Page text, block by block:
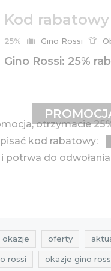
Kod rabatowy
25% Gino Rossi
Gino Rossi: 25%
otrzymacie
kod rabatowy:
i potrwa do
okazje oferty
rossi okazje gino